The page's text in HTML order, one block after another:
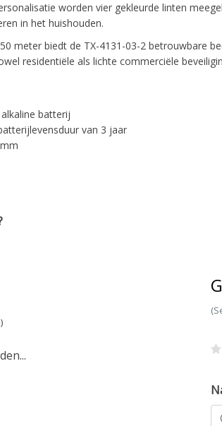
worden vier gekleurde linten
in het huishouden.
meter biedt de TX-4131-03-2 betrouwbare
residentiële als lichte commerciële
batterij
van 3 jaar